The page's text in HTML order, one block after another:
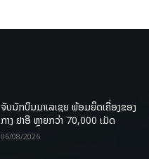
ຈັບນັກບິນມາເລເຊຍ ພ້ອມຍຶດເຄື່ອງຂອງ
ກາງ ຢາອີ ຫຼາຍກວ່າ 70,000 ເມັດ
06/08/2026